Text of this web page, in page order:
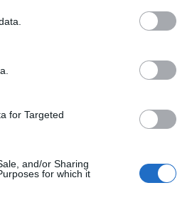
for Targeted
and/or Sharing
for which it
moitié eau.
rincez
assuré !
de
crédence,
laissez agir
Vinaigre
efficace
Vinaigre
graisse ? Le
les plus